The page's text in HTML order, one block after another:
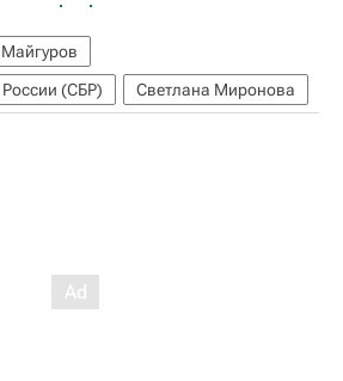
(СБР)
Светлана Миронова